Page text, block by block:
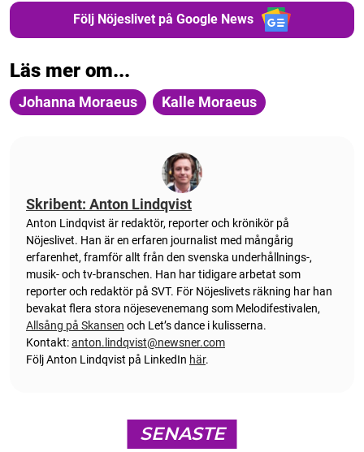
Följ Nöjeslivet på Google News
Läs mer om...
Johanna Moraeus Kalle Moraeus
Skribent: Anton Lindqvist
Anton Lindqvist är redaktör, reporter och krönikör på
Nöjeslivet. Han är en erfaren journalist med mångårig
erfarenhet, framför allt från den svenska underhållnings-,
musik- och tv-branschen. Han har tidigare arbetat som
reporter och redaktör på SVT. För Nöjeslivets räkning har han
bevakat flera stora nöjesevenemang som Melodifestivalen,
Allsång på Skansen och Let’s dance i kulisserna.
Kontakt:anton.lindqvist@newsner.com
Följ Anton Lindqvist på LinkedIn här.
SENASTE